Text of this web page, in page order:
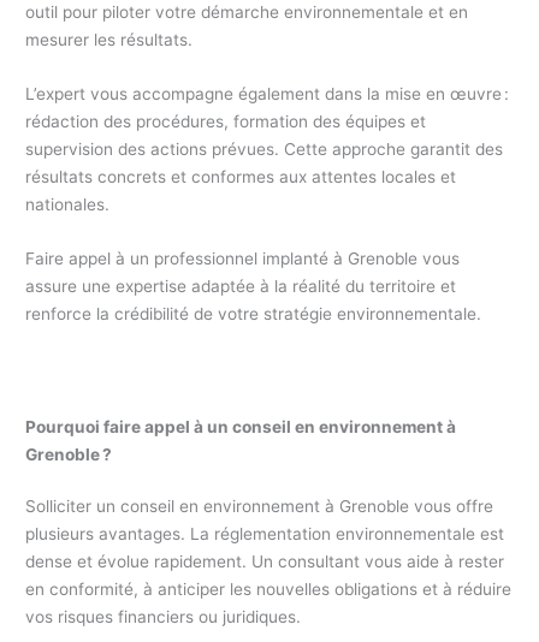
outil pour piloter votre démarche environnementale et en
mesurer les résultats.
L’expert vous accompagne également dans la mise en œuvre :
rédaction des procédures, formation des équipes et
supervision des actions prévues. Cette approche garantit des
résultats concrets et conformes aux attentes locales et
nationales.
Faire appel à un professionnel implanté à Grenoble vous
assure une expertise adaptée à la réalité du territoire et
renforce la crédibilité de votre stratégie environnementale.
Pourquoi faire appel à un conseil en environnement à
Grenoble ?
Solliciter un conseil en environnement à Grenoble vous offre
plusieurs avantages. La réglementation environnementale est
dense et évolue rapidement. Un consultant vous aide à rester
en conformité, à anticiper les nouvelles obligations et à réduire
vos risques financiers ou juridiques.